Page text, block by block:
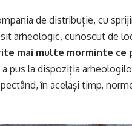
de distribuție, cu
arheologic, cunoscut de
mai multe morminte ce
pus la dispoziția
în același timp,